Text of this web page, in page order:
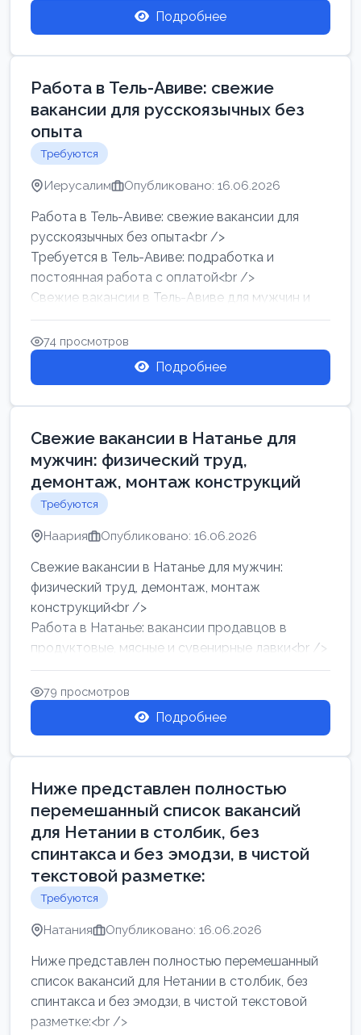
Подробнее
Работа в Тель-Авиве: свежие
вакансии для русскоязычных без
опыта
Требуются
Иерусалим Опубликовано: 16.06.2026
Работа в Тель-Авиве: свежие вакансии для
русскоязычных без опыта<br />
Требуется в Тель-Авиве: подработка и
постоянная работа с оплатой<br />
Свежие вакансии в Тель-Авиве для мужчин и
женщин от хозя...
74 просмотров
Подробнее
Свежие вакансии в Натанье для
мужчин: физический труд,
демонтаж, монтаж конструкций
Требуются
Наария Опубликовано: 16.06.2026
Свежие вакансии в Натанье для мужчин:
физический труд, демонтаж, монтаж
конструкций<br />
Работа в Натанье: вакансии продавцов в
продуктовые, мясные и сувенирные лавки<br />
Разнорабочий на сборку м...
79 просмотров
Подробнее
Ниже представлен полностью
перемешанный список вакансий
для Нетании в столбик, без
спинтакса и без эмодзи, в чистой
текстовой разметке:
Требуются
Натания Опубликовано: 16.06.2026
Ниже представлен полностью перемешанный
список вакансий для Нетании в столбик, без
спинтакса и без эмодзи, в чистой текстовой
разметке:<br />